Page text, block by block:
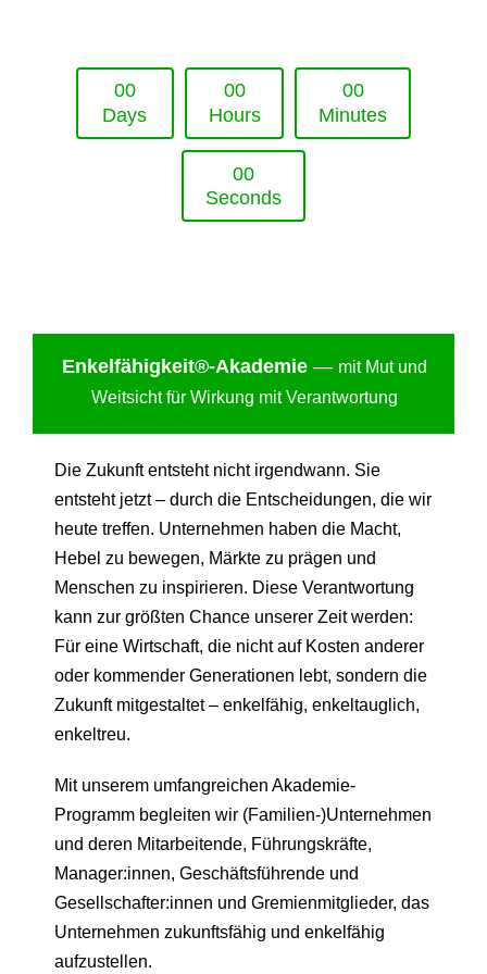
00
Days
00
Hours
00
Minutes
00
Seconds
Enkelfähigkeit®-Akademie — mit Mut und
Weitsicht für Wirkung mit Verantwortung
Die Zukunft entsteht nicht irgendwann. Sie
entsteht jetzt – durch die Entscheidungen, die wir
heute treffen. Unternehmen haben die Macht,
Hebel zu bewegen, Märkte zu prägen und
Menschen zu inspirieren. Diese Verantwortung
kann zur größten Chance unserer Zeit werden:
Für eine Wirtschaft, die nicht auf Kosten anderer
oder kommender Generationen lebt, sondern die
Zukunft mitgestaltet – enkelfähig, enkeltauglich,
enkeltreu.
Mit unserem umfangreichen Akademie-
Programm begleiten wir (Familien-)Unternehmen
und deren Mitarbeitende, Führungskräfte,
Manager:innen, Geschäftsführende und
Gesellschafter:innen und Gremienmitglieder, das
Unternehmen zukunftsfähig und enkelfähig
aufzustellen.